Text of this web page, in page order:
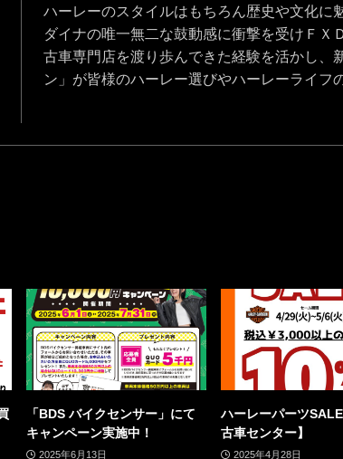
ハーレーのスタイルはもちろん歴史や文化に
ダイナの唯一無二な鼓動感に衝撃を受けＦＸ
古車専門店を渡り歩んできた経験を活かし、
ン」が皆様のハーレー選びやハーレーライフ
「BDS バイクセンサー」にて
キャンペーン実施中！
2025年6月13日
ハーレーパーツ
古車センター】
2025年4月28日